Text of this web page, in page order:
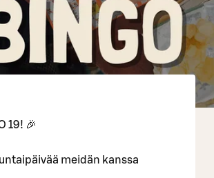
19! 🎉
meidän kanssa